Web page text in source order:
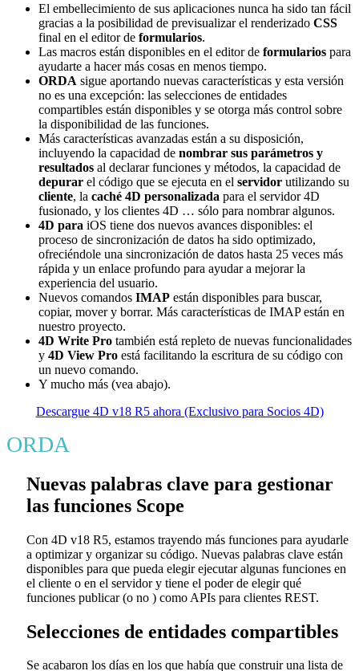
El embellecimiento de sus aplicaciones nunca ha sido tan fácil
gracias a la posibilidad de previsualizar el renderizado CSS
final en el editor de formularios.
Las macros están disponibles en el editor de formularios para
ayudarte a hacer más cosas en menos tiempo.
ORDA sigue aportando nuevas características y esta versión
no es una excepción: las selecciones de entidades
compartibles están disponibles y se otorga más control sobre
la disponibilidad de las funciones.
Más características avanzadas están a su disposición,
incluyendo la capacidad de nombrar sus parámetros y
resultados al declarar funciones y métodos, la capacidad de
depurar el código que se ejecuta en el servidor utilizando su
cliente, la caché 4D personalizada para el servidor 4D
fusionado, y los clientes 4D … sólo para nombrar algunos.
4D para iOS tiene dos nuevos avances disponibles: el
proceso de sincronización de datos ha sido optimizado,
ofreciéndole una sincronización de datos hasta 25 veces más
rápida y un enlace profundo para ayudar a mejorar la
experiencia del usuario.
Nuevos comandos IMAP están disponibles para buscar,
copiar, mover y borrar. Más características de IMAP están en
nuestro proyecto.
4D Write Pro también está repleto de nuevas funcionalidades
y 4D View Pro está facilitando la escritura de su código con
un nuevo comando.
Y mucho más (vea abajo).
Descargue 4D v18 R5 ahora (Exclusivo para Socios 4D)
ORDA
Nuevas palabras clave para gestionar
las funciones Scope
Con 4D v18 R5, estamos trayendo más funciones para ayudarle
a optimizar y organizar su código. Nuevas palabras clave están
disponibles para que pueda elegir ejecutar algunas funciones en
el cliente o en el servidor y tiene el poder de elegir qué
funciones publicar (o no ) como APIs para clientes REST.
Selecciones de entidades compartibles
Se acabaron los días en los que había que construir una lista de